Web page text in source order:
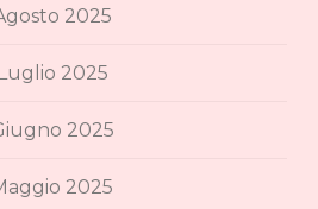
2025
2025
2025
2025